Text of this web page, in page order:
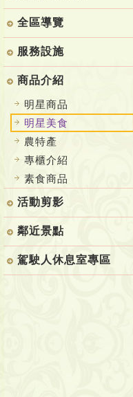
全區導覽
服務設施
商品介紹
明星商品
明星美食
農特產
專櫃介紹
素食商品
活動剪影
鄰近景點
駕駛人休息室專區